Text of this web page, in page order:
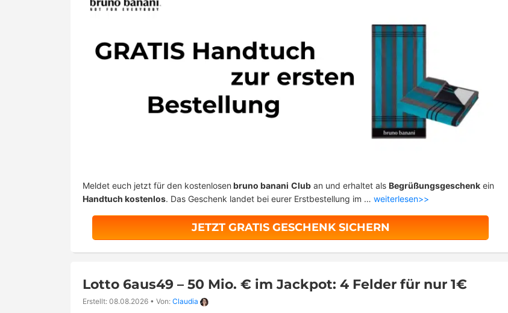
Meldet euch jetzt für den kostenlosen bruno banani Club an und erhaltet als Begrüßungsgeschenk ein
Handtuch kostenlos. Das Geschenk landet bei eurer Erstbestellung im … weiterlesen>>
JETZT GRATIS GESCHENK SICHERN
Lotto 6aus49 – 50 Mio. € im Jackpot: 4 Felder für nur 1€
Erstellt: 08.08.2026 • Von: Claudia